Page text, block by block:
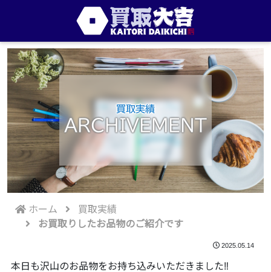
買取実績
ARCHIVEMENT
ホーム
買取実績
お買取りしたお品物のご紹介です
2025.05.14
本日も沢山のお品物をお持ち込みいただきました‼️